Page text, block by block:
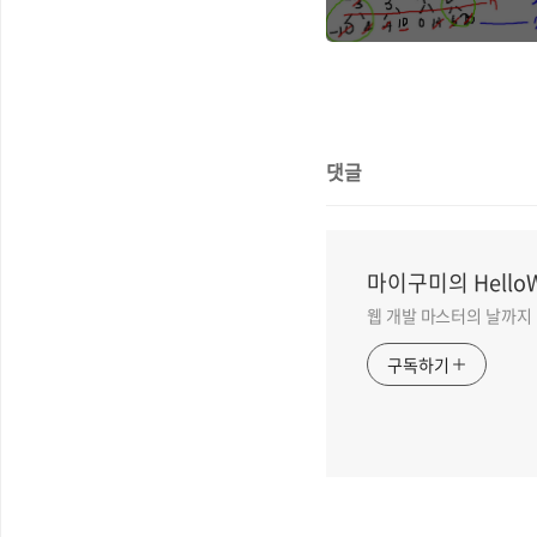
댓글
마이구미의
웹 개발 마스터의 날까지
구독하기